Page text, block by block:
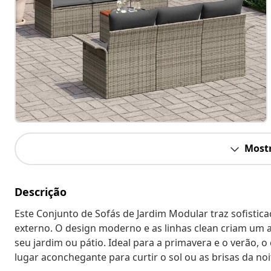
Descrição
Este Conjunto de Sofás de Jardim Modular traz
externo. O design moderno e as linhas clean criam
seu jardim ou pátio. Ideal para a primavera e o verão,
lugar aconchegante para curtir o sol ou as brisas da